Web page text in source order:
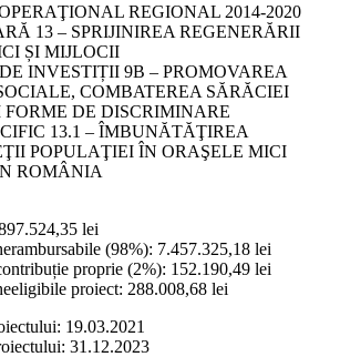
REGIONAL 2014-2020
13 – SPRIJINIREA REGENERĂRII
ȘI MIJLOCII
INVESTIȚII 9B – PROMOVAREA
COMBATEREA SĂRĂCIEI
FORME DE DISCRIMINARE
13.1 – ÎMBUNĂTĂŢIREA
POPULAŢIEI ÎN ORAŞELE MICI
ROMÂNIA
lei
(98%): 7.457.325,18 lei
proprie (2%): 152.190,49 lei
proiect: 288.008,68 lei
19.03.2021
31.12.2023